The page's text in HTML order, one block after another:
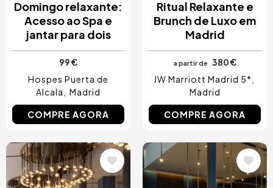
Domingo relaxante:
Acesso ao Spa e
jantar para dois
99 €
Hospes Puerta de
Alcala
Madrid
COMPRE AGORA
Ritual Relaxante e
Brunch de Luxo em
Madrid
a partir de
380 €
JW Marriott Madrid 5*
Madrid
COMPRE AGORA
Imagem Imagem